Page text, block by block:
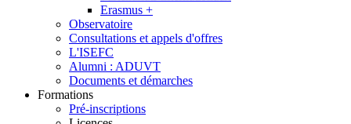
Erasmus +
Observatoire
Consultations et appels d'offres
L'ISEFC
Alumni : ADUVT
Documents et démarches
Formations
Pré-inscriptions